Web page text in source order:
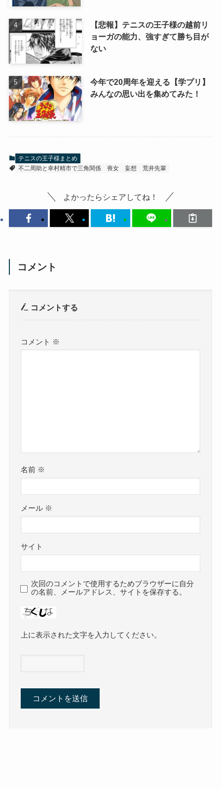
【悲報】テニスの王子様の越前リ
ョーガの能力、強すぎて勝ち目が
ない
今年で20周年を迎える【学プリ】
みんなの思い出を集めてみた！
テニスの王子様まとめ
不二周助と幸村精市で三角関係
喪女 妄想 荒井先輩
よかったらシェアしてね！
コメント
コメントする
コメント ※
名前 ※
メール ※
サイト
次回のコメントで使用するためブラウザーに自分
の名前、メールアドレス、サイトを保存する。
上に表示された文字を入力してください。